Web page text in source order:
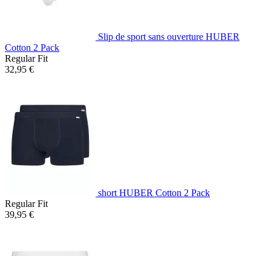
Slip de sport sans ouverture HUBER
Cotton 2 Pack
Regular Fit
32,95 €
short HUBER Cotton 2 Pack
Regular Fit
39,95 €